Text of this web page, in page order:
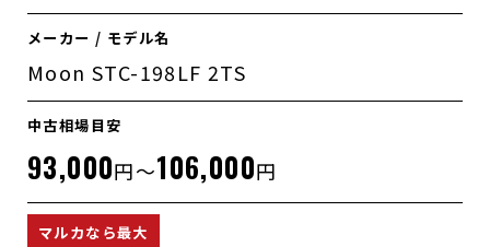
メーカー / モデル名
Moon STC-198LF 2TS
中古相場目安
93,000円～106,000円
マルカなら最大